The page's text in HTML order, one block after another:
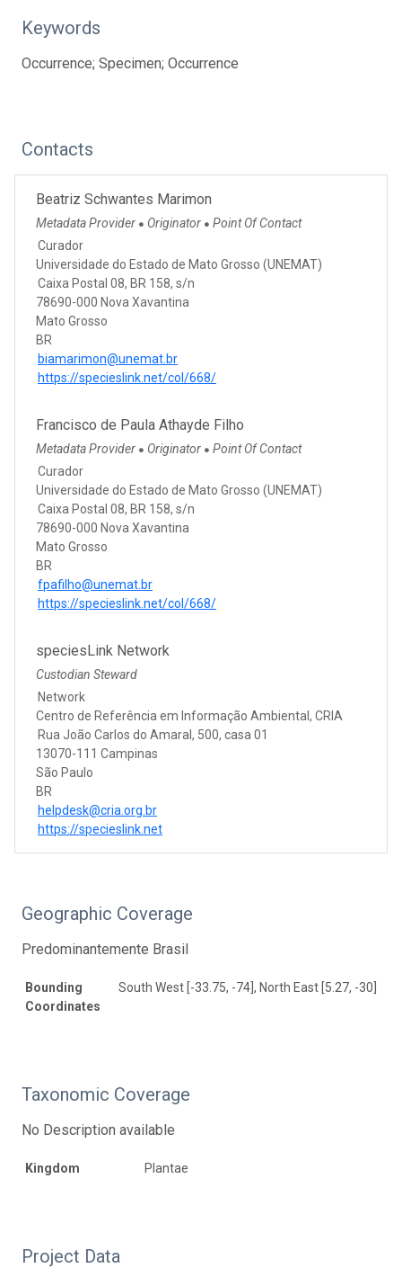
Keywords
Occurrence; Specimen; Occurrence
Contacts
Beatriz Schwantes Marimon
Metadata Provider ● Originator ● Point Of Contact
Curador
Universidade do Estado de Mato Grosso (UNEMAT)
Caixa Postal 08, BR 158, s/n
78690-000 Nova Xavantina
Mato Grosso
BR
biamarimon@unemat.br
https://specieslink.net/col/668/
Francisco de Paula Athayde Filho
Metadata Provider ● Originator ● Point Of Contact
Curador
Universidade do Estado de Mato Grosso (UNEMAT)
Caixa Postal 08, BR 158, s/n
78690-000 Nova Xavantina
Mato Grosso
BR
fpafilho@unemat.br
https://specieslink.net/col/668/
speciesLink Network
Custodian Steward
Network
Centro de Referência em Informação Ambiental, CRIA
Rua João Carlos do Amaral, 500, casa 01
13070-111 Campinas
São Paulo
BR
helpdesk@cria.org.br
https://specieslink.net
Geographic Coverage
Predominantemente Brasil
Bounding
Coordinates
South West [-33.75, -74], North East [5.27, -30]
Taxonomic Coverage
No Description available
Kingdom Plantae
Project Data